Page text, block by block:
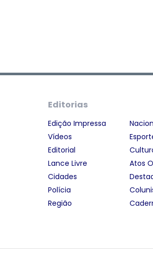
Editorias
Edição Impressa
Vídeos
Editorial
Lance Livre
Cidades
Polícia
Região
Atos